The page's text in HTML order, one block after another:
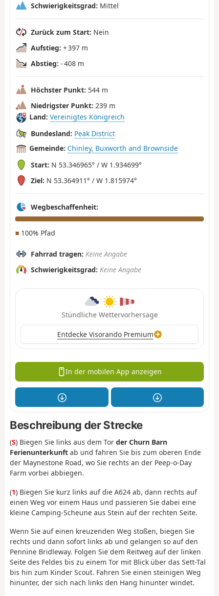
Schwierigkeitsgrad: Mittel
Zurück zum Start: Nein
Aufstieg: + 397 m
Abstieg: - 408 m
Höchster Punkt: 544 m
Niedrigster Punkt: 239 m
Land: Vereinigtes Königreich
Bundesland: Peak District
Gemeinde: Chinley, Buxworth and Brownside
Start: N 53.346965° / W 1.934699°
Ziel: N 53.364911° / W 1.815974°
Wegbeschaffenheit:
■ 100% Pfad
Fahrrad tragen: Keine Angabe
Schwierigkeitsgrad: Keine Angabe
Stündliche Wettervorhersage
Entdecke Visorando Premium
In der mobilen App anzeigen
Beschreibung der Strecke
(S) Biegen Sie links aus dem Tor der Churn Barn
Ferienunterkunft ab und fahren Sie bis zum oberen Ende
der Maynestone Road, wo Sie rechts an der Peep-o-Day
Farm vorbei abbiegen.
(1) Biegen Sie kurz links auf die A624 ab, dann rechts auf
einen Weg vor einem Haus und passieren Sie dabei eine
kleine Camping-Scheune aus Stein auf der rechten Seite.
Wenn Sie auf einen kreuzenden Weg stoßen, biegen Sie
rechts und dann sofort links ab und gelangen so auf den
Pennine Bridleway. Folgen Sie dem Reitweg auf der linken
Seite des Feldes bis zu einem Tor mit Blick über das Sett-Tal
bis hin zum Kinder Scout. Fahren Sie einen steinigen Weg
hinunter, der sich nach links den Hang hinunter windet.